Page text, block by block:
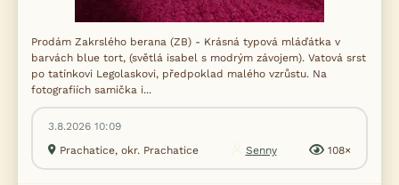
Prodám Zakrslého berana (ZB) - Krásná typová mláďátka v
barvách blue tort, (světlá isabel s modrým závojem). Vatová srst
po tatínkovi Legolaskovi, předpoklad malého vzrůstu. Na
fotografiích samička i...
3.8.2026 10:09
Prachatice, okr. Prachatice
Senny 108×